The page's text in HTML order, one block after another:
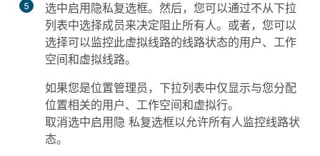
5 选中启用隐私复选框。然后，您可以通过不从下拉
列表中选择成员来决定阻止所有人。或者，您可以
选择可以监控此虚拟线路的线路状态的用户、工作
空间和虚拟线路。
如果您是位置管理员，下拉列表中仅显示与您分配
位置相关的用户、工作空间和虚拟行。
取消选中启用隐 私复选框以允许所有人监控线路状
态。